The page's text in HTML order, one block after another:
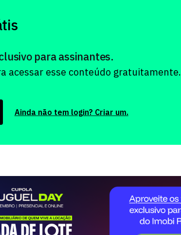
para assinantes.
acessar esse conteúdo gratuitamente.
Ainda não tem login? Criar um.